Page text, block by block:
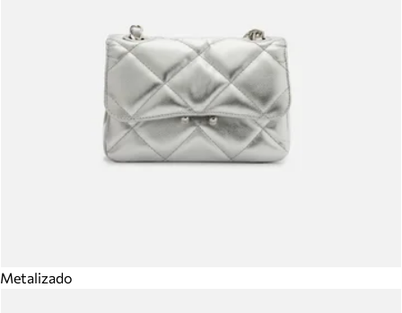
Metalizado